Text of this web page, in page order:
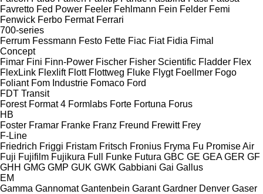
Favretto Fed Power Feeler Fehlmann Fein Felder Femi
Fenwick Ferbo Fermat Ferrari
700-series
Ferrum Fessmann Festo Fette Fiac Fiat Fidia Fimal
Concept
Fimar Fini Finn-Power Fischer Fisher Scientific Fladder Flex
FlexLink Flexlift Flott Flottweg Fluke Flygt Foellmer Fogo
Foliant Fom Industrie Fomaco Ford
FDT Transit
Forest Format 4 Formlabs Forte Fortuna Forus
HB
Foster Framar Franke Franz Freund Frewitt Frey
F-Line
Friedrich Friggi Fristam Fritsch Fronius Fryma Fu Promise Air
Fuji Fujifilm Fujikura Full Funke Futura GBC GE GEA GER GF
GHH GMG GMP GUK GWK Gabbiani Gai Gallus
EM
Gamma Gannomat Gantenbein Garant Gardner Denver Gaser